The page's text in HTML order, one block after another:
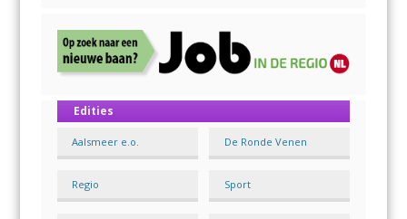
Edities
Aalsmeer e.o. De Ronde Venen
Regio Sport